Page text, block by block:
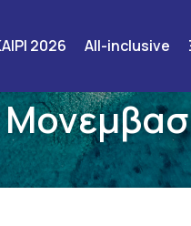
2026 All-inclusive